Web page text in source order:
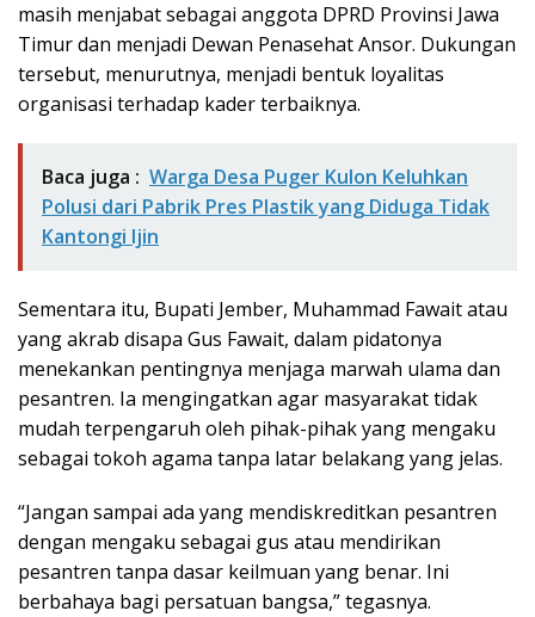
masih menjabat sebagai anggota DPRD Provinsi Jawa
Timur dan menjadi Dewan Penasehat Ansor. Dukungan
tersebut, menurutnya, menjadi bentuk loyalitas
organisasi terhadap kader terbaiknya.
Baca juga : Warga Desa Puger Kulon Keluhkan
Polusi dari Pabrik Pres Plastik yang Diduga Tidak
Kantongi Ijin
Sementara itu, Bupati Jember, Muhammad Fawait atau
yang akrab disapa Gus Fawait, dalam pidatonya
menekankan pentingnya menjaga marwah ulama dan
pesantren. Ia mengingatkan agar masyarakat tidak
mudah terpengaruh oleh pihak-pihak yang mengaku
sebagai tokoh agama tanpa latar belakang yang jelas.
“Jangan sampai ada yang mendiskreditkan pesantren
dengan mengaku sebagai gus atau mendirikan
pesantren tanpa dasar keilmuan yang benar. Ini
berbahaya bagi persatuan bangsa,” tegasnya.